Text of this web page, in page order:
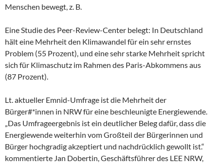
Menschen bewegt, z. B.
Eine Studie des Peer-Review-Center belegt: In Deutschland
hält eine Mehrheit den Klimawandel für ein sehr ernstes
Problem (55 Prozent), und eine sehr starke Mehrheit spricht
sich für Klimaschutz im Rahmen des Paris-Abkommens aus
(87 Prozent).
Lt. aktueller Emnid-Umfrage ist die Mehrheit der
Bürger#*innen in NRW für eine beschleunigte Energiewende.
„Das Umfrageergebnis ist ein deutlicher Beleg dafür, dass die
Energiewende weiterhin vom Großteil der Bürgerinnen und
Bürger hochgradig akzeptiert und nachdrücklich gewollt ist.“
kommentierte Jan Dobertin, Geschäftsführer des LEE NRW,